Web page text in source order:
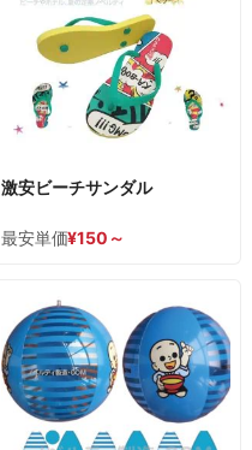
最安単価¥150 ～
激安ビーチサンダル